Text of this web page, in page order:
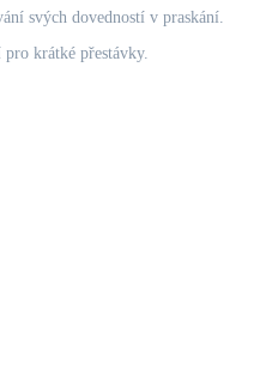
svých dovedností v praskání.
krátké přestávky.